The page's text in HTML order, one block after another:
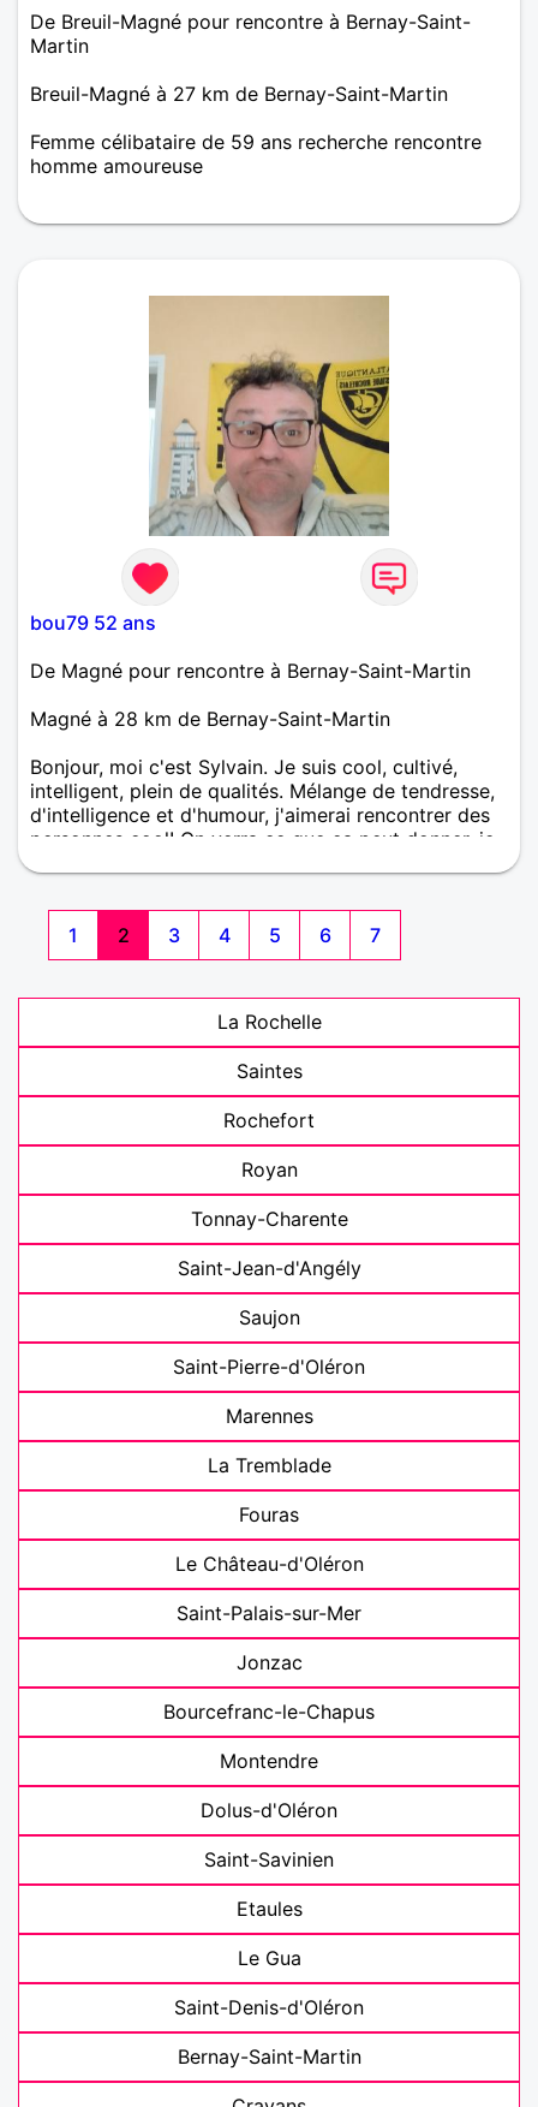
De Breuil-Magné pour rencontre à Bernay-Saint-
Martin
Breuil-Magné à 27 km de Bernay-Saint-Martin
Femme célibataire de 59 ans recherche rencontre
homme amoureuse
le cœur de la personne..... Je suis dynamique j'aime
bou79 52 ans
De Magné pour rencontre à Bernay-Saint-Martin
Magné à 28 km de Bernay-Saint-Martin
Bonjour, moi c'est Sylvain. Je suis cool, cultivé,
intelligent, plein de qualités. Mélange de tendresse,
d'intelligence et d'humour, j'aimerai rencontrer des
personnes cool! On verra ce que ça peut donner. je
n'ayez-pas peur de me contacter, sinon c'est moi
qui le ferais!!!!!!!!!!!!! Ou peut-être pas! je suis
100000000000 vrai.
1 2 3 4 5 6 7
La Rochelle
Saintes
Rochefort
Royan
Tonnay-Charente
Saint-Jean-d'Angély
Saujon
Saint-Pierre-d'Oléron
Marennes
La Tremblade
Fouras
Le Château-d'Oléron
Saint-Palais-sur-Mer
Jonzac
Bourcefranc-le-Chapus
Montendre
Dolus-d'Oléron
Saint-Savinien
Etaules
Le Gua
Saint-Denis-d'Oléron
Bernay-Saint-Martin